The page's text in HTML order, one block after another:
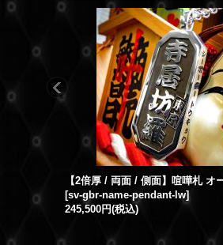
[sv-gbr-name-pendant-lw]
245,500円(税込)